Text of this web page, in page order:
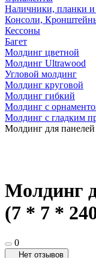
Наличники, планки и
Консоли,
Кессоны
Багет
Молдинг цветной
Молдинг Ultrawood
Угловой молдинг
Молдинг круговой
Молдинг гибкий
Молдинг с
Молдинг с гладким
Молдинг для
Молдинг
(7 * 7 *
0
Нет отзывов